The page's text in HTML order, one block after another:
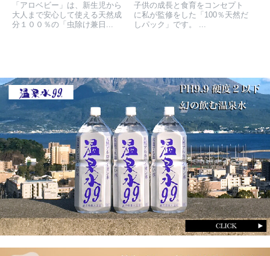
「アロベビー」は、新生児から
大人まで安心して使える天然成
分１００％の「虫除け兼日...
子供の成長と食育をコンセプト
に私が監修をした「100％天然だ
しパック」です。 ...